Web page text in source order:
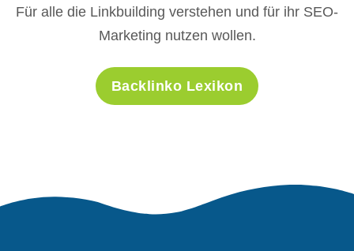
Für alle die Linkbuilding verstehen und für ihr SEO-
Marketing nutzen wollen.
Backlinko Lexikon